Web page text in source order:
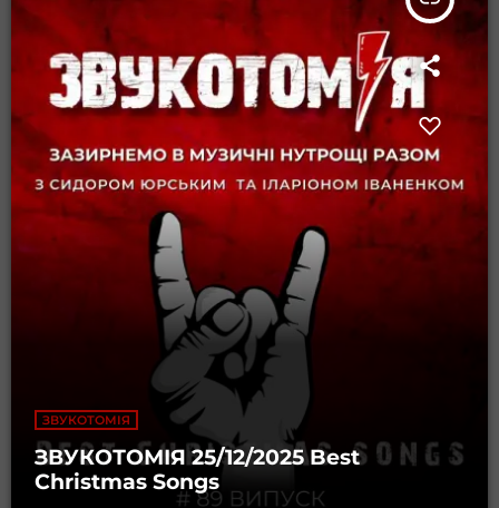
ЗВУКОТОМІЯ
ЗВУКОТОМІЯ 25/12/2025 Best
Christmas Songs